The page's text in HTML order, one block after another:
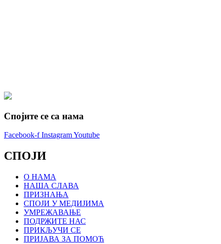
Спојите се са нама
Facebook-f InstagramYoutube
СПОЈИ
О НАМА
НАША СЛАВА
ПРИЗНАЊА
СПОЈИ У МЕДИЈИМА
УМРЕЖАВАЊЕ
ПОДРЖИТЕ НАС
ПРИКЉУЧИ СЕ
ПРИЈАВА ЗА ПОМОЋ